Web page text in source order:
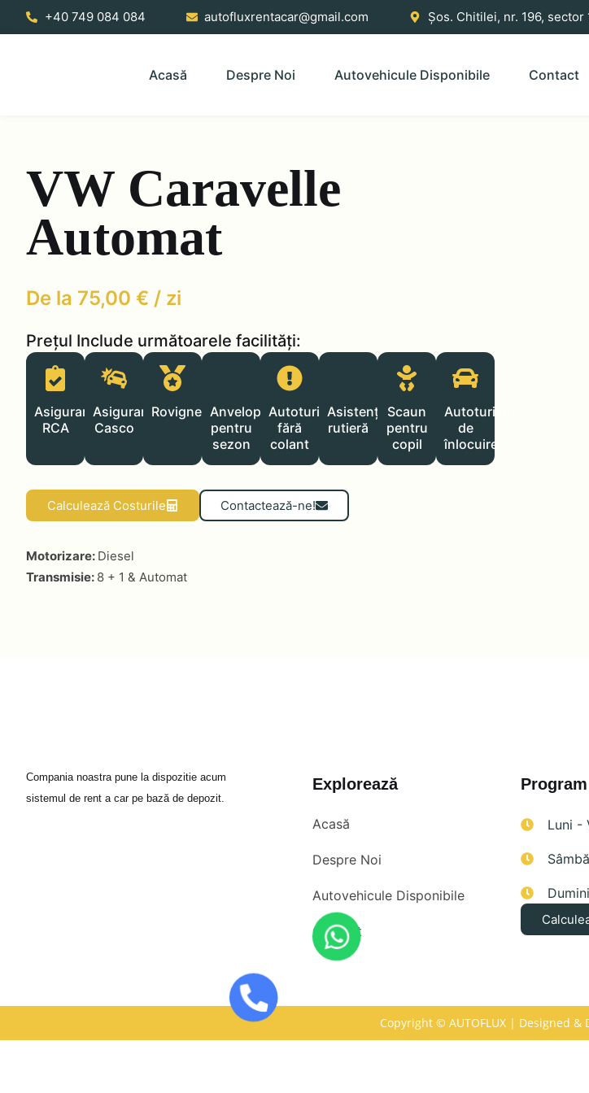
to
+40 749 084 084 autofluxrentacar@gmail.com Șos. Chitilei, nr. 196, sector
Acasă Despre Noi Autovehicule Disponibile Contact
VW Caravelle
Automat
75,00 €
Prețul Include următoarele facilități:
Asigurare
RCA
Asigurare
Casco
RovignetăAnvelope
pentru
sezon
Autoturisme
fără
colant
Asistență
rutieră
Scaun
pentru
copil
Autoturism
de
înlocuire
Calculează Costurile Contactează-ne!
Motorizare: Diesel
Transmisie: 8 + 1 & Automat
Compania noastra pune la dispozitie acum
sistemul de rent a car pe bază de depozit.
Explorează
Acasă
Despre Noi
Autovehicule Disponibile
Contact
Luni -
Copyright © AUTOFLUX | Designed &